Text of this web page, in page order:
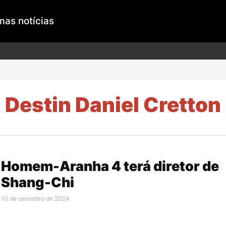
notícias
Destin Daniel Cretton
Homem-Aranha 4 terá diretor de
Shang-Chi
10 de setembro de 2024